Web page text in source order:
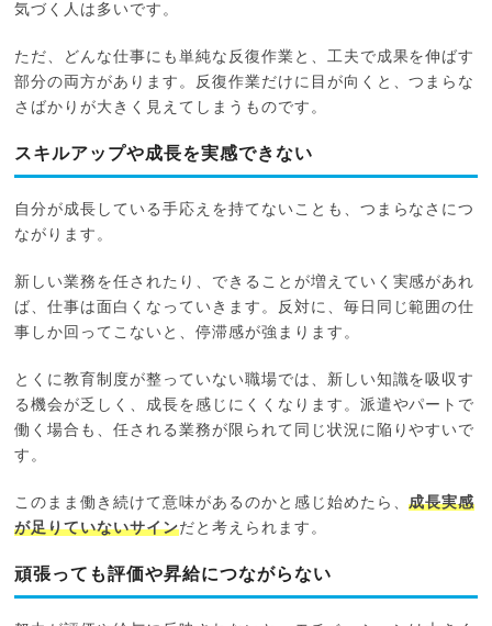
気づく人は多いです。
ただ、どんな仕事にも単純な反復作業と、工夫で成果を伸ばす
部分の両方があります。反復作業だけに目が向くと、つまらな
さばかりが大きく見えてしまうものです。
スキルアップや成長を実感できない
自分が成長している手応えを持てないことも、つまらなさにつ
ながります。
新しい業務を任されたり、できることが増えていく実感があれ
ば、仕事は面白くなっていきます。反対に、毎日同じ範囲の仕
事しか回ってこないと、停滞感が強まります。
とくに教育制度が整っていない職場では、新しい知識を吸収す
る機会が乏しく、成長を感じにくくなります。派遣やパートで
働く場合も、任される業務が限られて同じ状況に陥りやすいで
す。
このまま働き続けて意味があるのかと感じ始めたら、成長実感
が足りていないサインだと考えられます。
頑張っても評価や昇給につながらない